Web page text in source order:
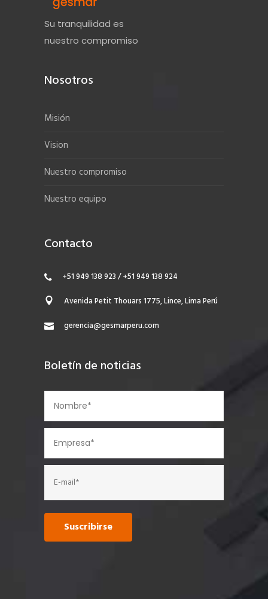
Su tranquilidad es
nuestro compromiso
Nosotros
Misión
Vision
Nuestro compromiso
Nuestro equipo
Contacto
+51 949 138 923 / +51 949 138 924
Avenida Petit Thouars 1775, Lince, Lima Perú
gerencia@gesmarperu.com
Boletín de noticias